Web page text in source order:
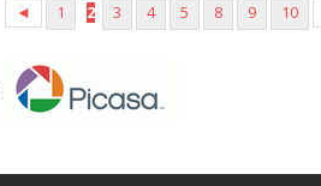
◄ 1 2 3 4 5 8 9 10